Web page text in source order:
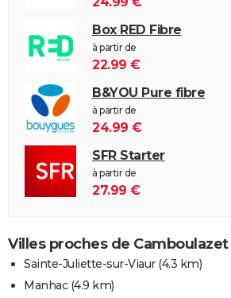
Box RED Fibre
à partir de
22.99 €
B&YOU Pure fibre
à partir de
24.99 €
SFR Starter
à partir de
27.99 €
Villes proches de Camboulazet
Sainte-Juliette-sur-Viaur(4.3 km)
Manhac(4.9 km)